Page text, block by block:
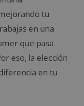
tu
en una
que pasa
eso, la elección
en tu